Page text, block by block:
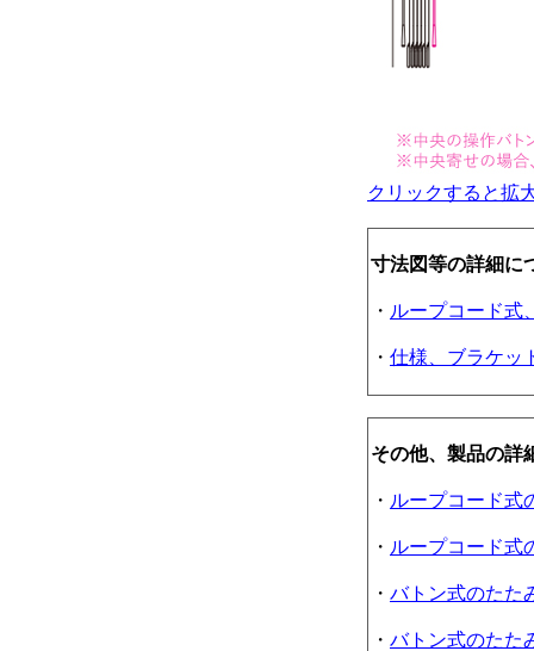
クリックすると拡
寸法図等の詳細に
・ ループコード式
・ 仕様、ブラケッ
その他、製品の詳
・ ループコード式
・ ループコード式
・ バトン式のたた
・ バトン式のたた